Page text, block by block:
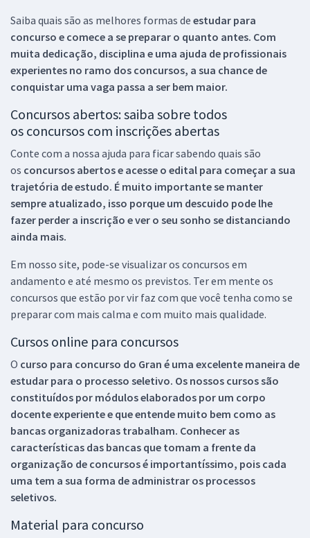
Saiba quais são as melhores formas de estudar para
concurso e comece a se preparar o quanto antes. Com
muita dedicação, disciplina e uma ajuda de profissionais
experientes no ramo dos concursos, a sua chance de
conquistar uma vaga passa a ser bem maior.
Concursos abertos: saiba sobre todos
os concursos com inscrições abertas
Conte com a nossa ajuda para ficar sabendo quais são
os concursos abertos e acesse o edital para começar a sua
trajetória de estudo. É muito importante se manter
sempre atualizado, isso porque um descuido pode lhe
fazer perder a inscrição e ver o seu sonho se distanciando
ainda mais.
Em nosso site, pode-se visualizar os concursos em
andamento e até mesmo os previstos. Ter em mente os
concursos que estão por vir faz com que você tenha como se
preparar com mais calma e com muito mais qualidade.
Cursos online para concursos
O curso para concurso do Gran é uma excelente maneira de
estudar para o processo seletivo. Os nossos cursos são
constituídos por módulos elaborados por um corpo
docente experiente e que entende muito bem como as
bancas organizadoras trabalham. Conhecer as
características das bancas que tomam a frente da
organização de concursos é importantíssimo, pois cada
uma tem a sua forma de administrar os processos
seletivos.
Material para concurso